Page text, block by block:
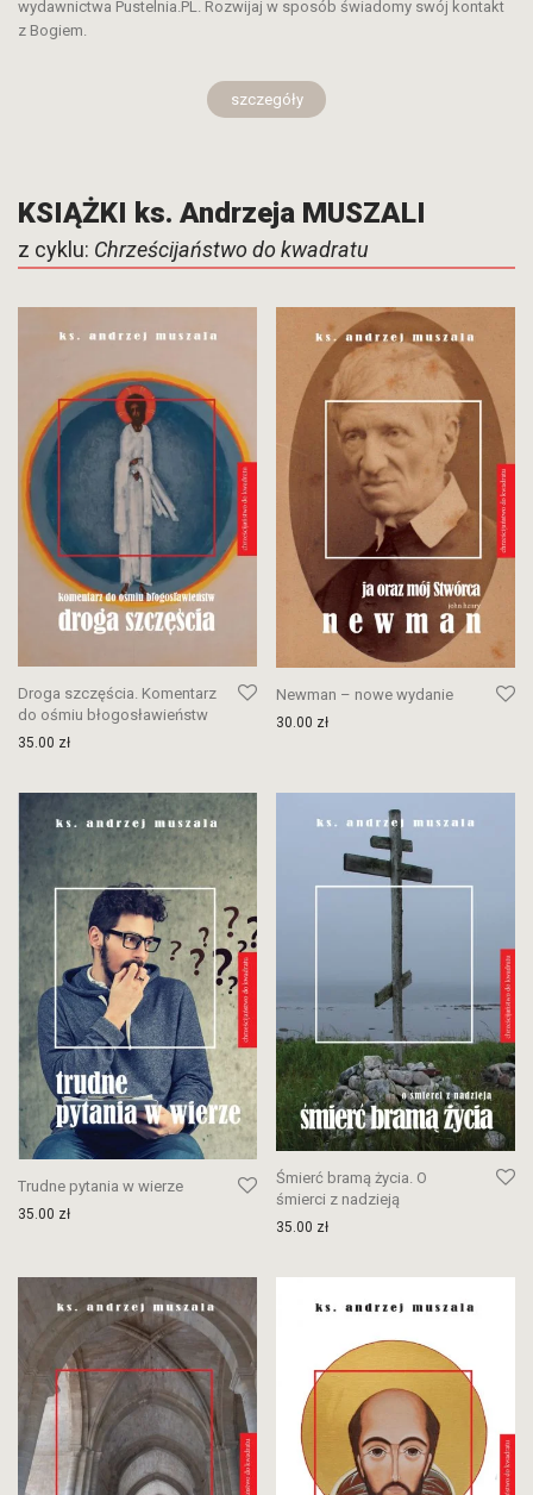
wydawnictwa Pustelnia.PL. Rozwijaj w sposób świadomy swój kontakt
z Bogiem.
szczegóły
KSIĄŻKI ks. Andrzeja MUSZALI
z cyklu: Chrześcijaństwo do kwadratu
Droga szczęścia. Komentarz
do ośmiu błogosławieństw
35.00 zł
Newman – nowe wydanie
30.00 zł
Trudne pytania w wierze
35.00 zł
Śmierć bramą życia. O
śmierci z nadzieją
35.00 zł